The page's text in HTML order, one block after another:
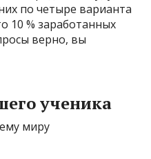
по четыре варианта
10 % заработанных
верно, вы
ученика
миру